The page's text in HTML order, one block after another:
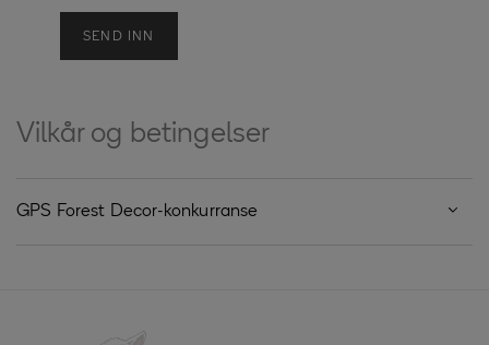
SEND INN
Vilkår og betingelser
GPS Forest Decor-konkurranse